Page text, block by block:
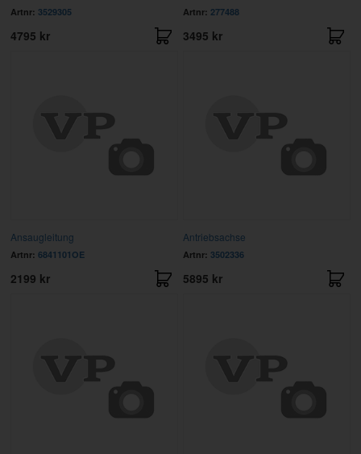
Artnr: 3529305
4795 kr
Artnr: 277488
3495 kr
Ansaugleitung
Artnr: 6841101OE
2199 kr
Antriebsachse
Artnr: 3502336
5895 kr